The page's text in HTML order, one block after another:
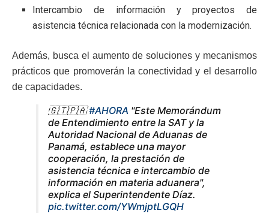
Intercambio de información y proyectos de
asistencia técnica relacionada con la modernización.
Además, busca el aumento de soluciones y mecanismos
prácticos que promoverán la conectividad y el desarrollo
de capacidades.
🇬🇹🇵🇦#AHORA "Este Memorándum
de Entendimiento entre la SAT y la
Autoridad Nacional de Aduanas de
Panamá, establece una mayor
cooperación, la prestación de
asistencia técnica e intercambio de
información en materia aduanera",
explica el Superintendente Díaz.
pic.twitter.com/YWmjptLGQH